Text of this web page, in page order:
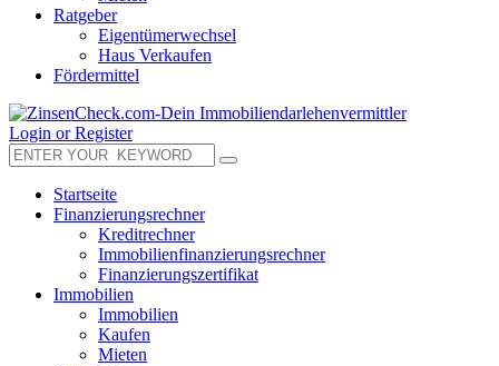
Ratgeber
Eigentümerwechsel
Haus Verkaufen
Fördermittel
Login or Register
Startseite
Finanzierungsrechner
Kreditrechner
Immobilienfinanzierungsrechner
Finanzierungszertifikat
Immobilien
Immobilien
Kaufen
Mieten